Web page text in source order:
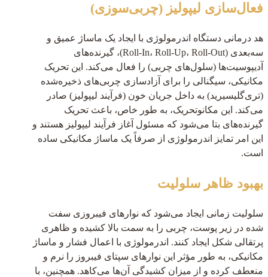
فعال‌سازی لیپولیز (چربی‌سوزی)
هد درمانی دستگاه اندرمولوژی با ایجاد یک ماساژ عمیق و
سه‌بعدی (Roll-In، Roll-Up، Roll-Out)، گیرنده‌های
آدیپوسیت‌ها (سلول‌های چربی) را فعال می‌کند. این تحریک
مکانیکی، سیگنالی را برای آزادسازی چربی‌های ذخیره‌شده
(تری‌گلیسیرید) به داخل جریان خون (فرآیند لیپولیز) صادر
می‌کند. این مکانوتحریک، به طور خاص، باعث تحریک
گیرنده‌های بتا می‌شود که مسئول آغاز فرآیند لیپولیز هستند و
این امر تمایز اندرمولوژی از صرفاً یک ماساژ مکانیکی ساده
است.
بهبود ظاهر سلولیت
سلولیت زمانی ایجاد می‌شود که نوارهای فیبروزی سفت
شده در زیر پوست، چربی را به سمت بالا کشیده و ظاهری
پرتقالی شکل ایجاد کنند. اندرمولوژی با اعمال فشار و ماساژ
مکانیکی، به طور مؤثر این نوارهای سپتای فیبروز را نرم و
منعطف کرده و از میزان کشیدگی آن‌ها می‌کاهد. همچنین، با